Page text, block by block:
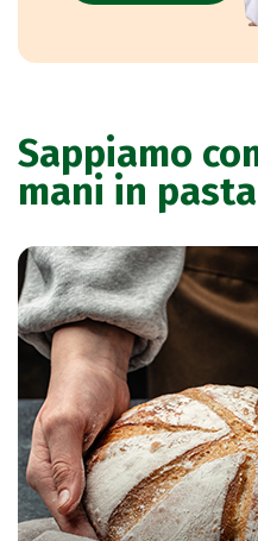
Sappiamo
mani in pasta